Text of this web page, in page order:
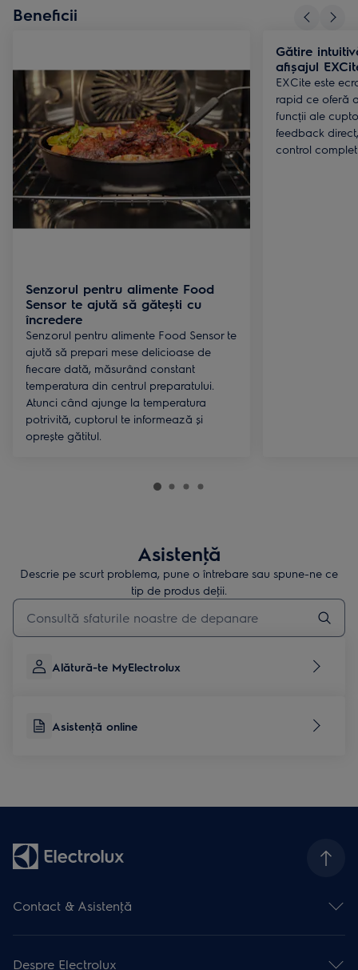
Beneficii
Senzorul pentru alimente Food
Sensor te ajută să gătești cu
încredere
Senzorul pentru alimente Food Sensor te
ajută să prepari mese delicioase de
fiecare dată, măsurând constant
temperatura din centrul preparatului.
Atunci când ajunge la temperatura
potrivită, cuptorul te informează și
oprește gătitul.
Gătire
afișajul
EXCite este
rapid ce oferă
funcții ale
feedback
control
Asistenţă
Descrie pe scurt problema, pune o întrebare sau spune-ne ce
tip de produs deţii.
Type to search for support articles
Alătură-te MyElectrolux
Asistenţă online
Contact & Asistenţă
Asistenţă online
Despre Electrolux